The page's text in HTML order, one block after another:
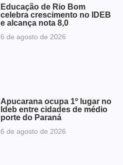
Educação de Rio Bom
celebra crescimento no IDEB
e alcança nota 8,0
6 de agosto de 2026
Apucarana ocupa 1º lugar no
Ideb entre cidades de médio
porte do Paraná
6 de agosto de 2026